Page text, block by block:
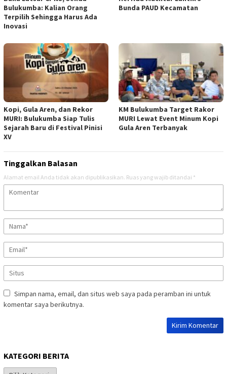
Bulukumba: Kalian Orang
Terpilih Sehingga Harus Ada
Inovasi
Bunda PAUD Kecamatan
Kopi, Gula Aren, dan Rekor
MURI: Bulukumba Siap Tulis
Sejarah Baru di Festival Pinisi
XV
KM Bulukumba Target Rakor
MURI Lewat Event Minum Kopi
Gula Aren Terbanyak
Tinggalkan Balasan
Alamat email Anda tidak akan dipublikasikan. Ruas yang wajib ditandai *
Simpan nama, email, dan situs web saya pada peramban ini untuk
komentar saya berikutnya.
KATEGORI BERITA